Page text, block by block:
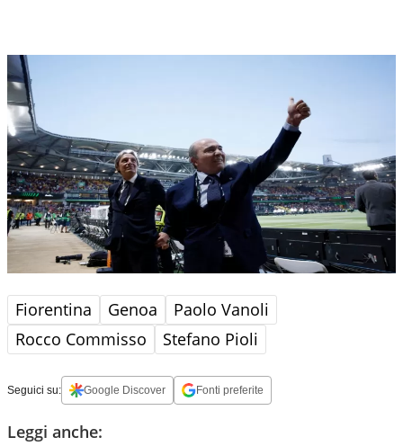
Fiorentina Genoa
Paolo Vanoli
Rocco Commisso
Stefano Pioli
Seguici su: Google Discover Fonti preferite
Leggi anche: